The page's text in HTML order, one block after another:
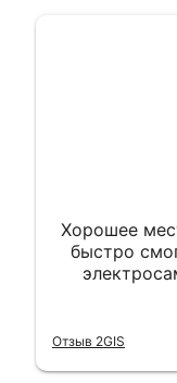
Хорошее
быстро
вышло
Отзыв 2GIS